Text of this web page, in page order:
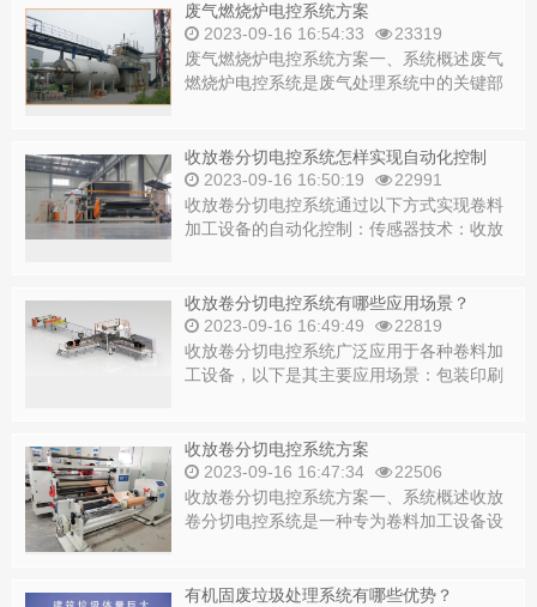
废气燃烧炉电控系统方案
2023-09-16 16:54:33
23319
废气燃烧炉电控系统方案一、系统概述废气
燃烧炉电控系统是废气处理系统中的关键部
收放卷分切电控系统怎样实现自动化控制
2023-09-16 16:50:19
22991
收放卷分切电控系统通过以下方式实现卷料
加工设备的自动化控制：传感器技术：收放
收放卷分切电控系统有哪些应用场景？
2023-09-16 16:49:49
22819
收放卷分切电控系统广泛应用于各种卷料加
工设备，以下是其主要应用场景：包装印刷
收放卷分切电控系统方案
2023-09-16 16:47:34
22506
收放卷分切电控系统方案一、系统概述收放
卷分切电控系统是一种专为卷料加工设备设
有机固废垃圾处理系统有哪些优势？